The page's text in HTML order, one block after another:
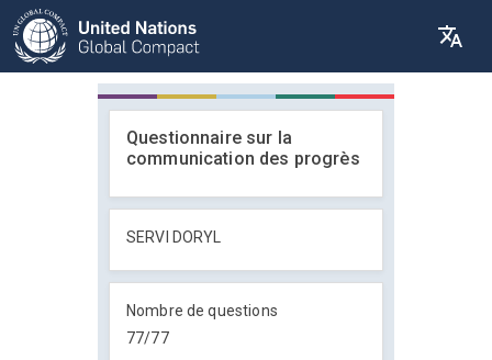
Questionnaire sur la
communication des progrès
SERVI DORYL
Nombre de questions
77/77